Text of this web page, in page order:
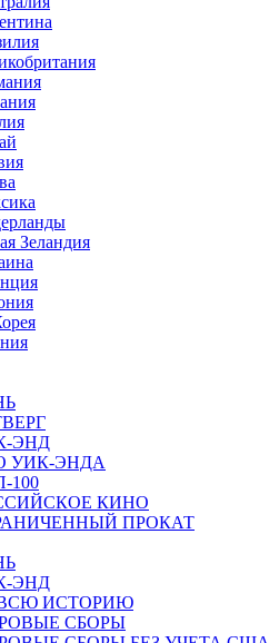
Зеландия
ЭНД
УИК-ЭНДА
100
КИНО
ПРОКАТ
ЭНД
ИСТОРИЮ
СБОРЫ